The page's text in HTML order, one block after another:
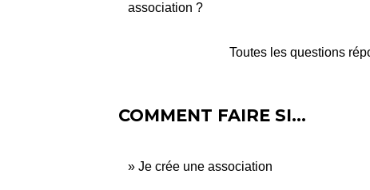
association ?
Toutes les questions
COMMENT FAIRE SI…
Je crée une association